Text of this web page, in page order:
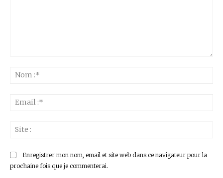
Enregistrer mon nom, email et site web dans ce navigateur pour la
prochaine fois que je commenterai.